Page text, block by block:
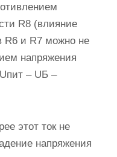
R8 (влияние
R6 и R7 можно не
напряжения
– UБ –
этот ток не
напряжения